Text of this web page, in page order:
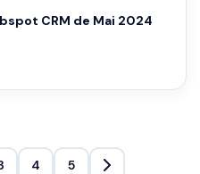
CRM de Mai 2024
4 5